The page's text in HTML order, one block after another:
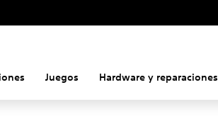
Juegos Hardware y reparaciones